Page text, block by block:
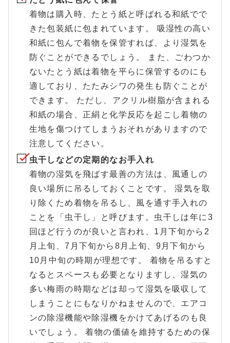
着物は購入時、たとう紙と呼ばれる和紙でで
きた包装紙に包まれています。 吸湿性の高い
和紙に包んで着物を保管すれば、より湿気を
防ぐことができるでしょう。 また、ごわつか
ないたとう紙は着物を平らに保管するのにも
適しており、たたみシワの発生も防ぐことが
できます。 ただし、アクリル樹脂が含まれる
和紙の場合、正絹と化学反応を起こし着物の
生地を傷つけてしまうおそれがありますので
注意してください。
虫干しなどの定期的なお手入れ
着物の湿気を飛ばす最善の方法は、風通しの
良い場所に吊るしておくことです。 湿気を取
り除くため着物を吊るし、風を通す手入れの
ことを「虫干し」と呼びます。虫干しは年に3
回ほど行うのが良いと言われ、1月下旬から2
月上旬、7月下旬から8月上旬、9月下旬から
10月中旬の時期が理想です。 着物を吊るすと
なるとスペースも必要となりますし、湿気の
多い梅雨の時期などは却って湿気を吸収して
しまうことにもなりかねませんので、エアコ
ンの除湿機能や除湿機をかけてあげるのも良
いでしょう。 着物の価値を維持するための保